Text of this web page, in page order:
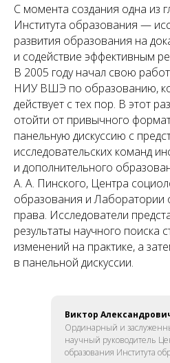
С момента создания одна из
Института образования —
развития образования на
и содействие эффективным
В 2005 году начал свою
НИУ ВШЭ по образованию,
действует с тех пор. В этот
отойти от привычного
панельную дискуссию c
исследовательских команд
и дополнительного
А. А. Пинского, Центра
образования и Лаборатории
права. Исследователи
результаты научного поиска
изменений на практике, а
в панельной дискуссии.
Виктор
Ординарный и
научный руководитель
образования Института